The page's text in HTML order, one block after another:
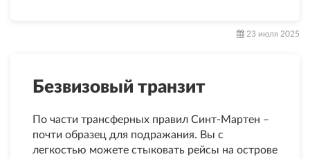
23 июля 2025
Безвизовый транзит
По части трансферных правил Синт-Мартен –
почти образец для подражания. Вы с
легкостью можете стыковать рейсы на острове